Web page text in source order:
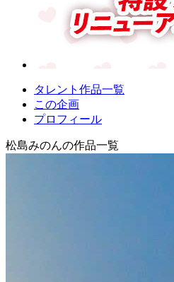
タレント作品一覧
この企画
プロフィール
松島みのんの作品一覧